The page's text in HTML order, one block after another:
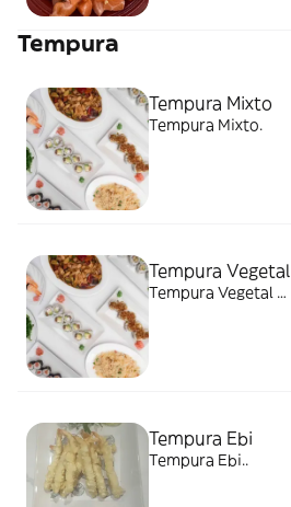
Tempura
Tempura Mixto
Tempura Mixto.
Tempura Vegetal
Tempura Vegetal …
Tempura Ebi
Tempura Ebi..